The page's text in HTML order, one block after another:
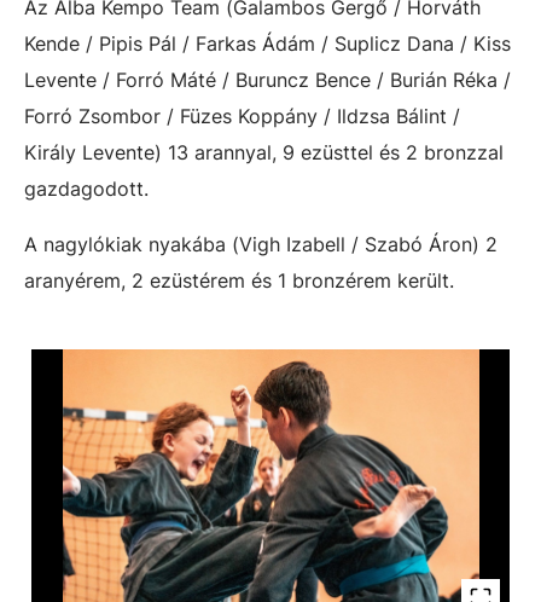
Az Alba Kempo Team (Galambos Gergő / Horváth
Kende / Pipis Pál / Farkas Ádám / Suplicz Dana / Kiss
Levente / Forró Máté / Buruncz Bence / Burián Réka /
Forró Zsombor / Füzes Koppány / Ildzsa Bálint /
Király Levente) 13 arannyal, 9 ezüsttel és 2 bronzzal
gazdagodott.
A nagylókiak nyakába (Vigh Izabell / Szabó Áron) 2
aranyérem, 2 ezüstérem és 1 bronzérem került.